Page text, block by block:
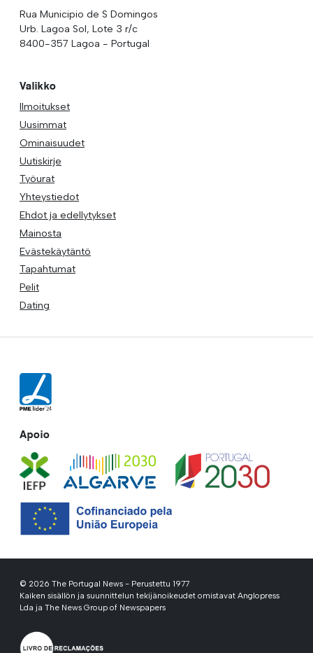
Rua Municipio de S Domingos
Urb. Lagoa Sol, Lote 3 r/c
8400-357 Lagoa - Portugal
Valikko
Ilmoitukset
Uusimmat
Ominaisuudet
Uutiskirje
Työurat
Yhteystiedot
Ehdot ja edellytykset
Mainosta
Evästekäytäntö
Tapahtumat
Pelit
Dating
Apoio
© 2026 The Portugal News - Perustettu 1977
Kaiken sisällön ja suunnittelun tekijänoikeudet omistavat Anglopress
Lda ja The News Group of Newspapers